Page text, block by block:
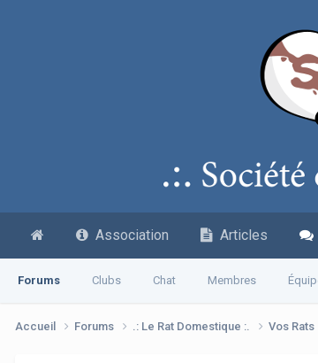
Association Articles
Forums Clubs Chat Membres
Accueil Forums .: Le Rat Domestique :. Vos Rats